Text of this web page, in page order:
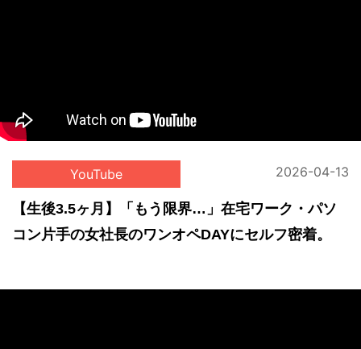
YouTube 2026-04-13
【生後3.5ヶ月】「もう限界…」在宅ワーク・パソ
コン片手の女社長のワンオペDAYにセルフ密着。